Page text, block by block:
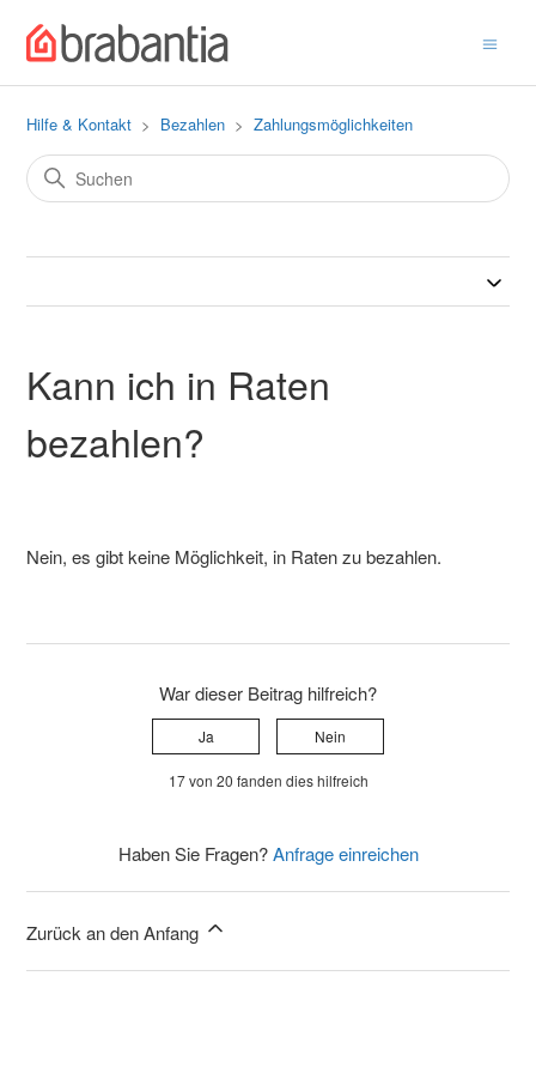
Hilfe & Kontakt Bezahlen Zahlungsmöglichkeiten
Kann ich in Raten
bezahlen?
Nein, es gibt keine Möglichkeit, in Raten zu bezahlen.
War dieser Beitrag hilfreich?
Ja Nein
17 von 20 fanden dies hilfreich
Haben Sie Fragen?Anfrage einreichen
Zurück an den Anfang